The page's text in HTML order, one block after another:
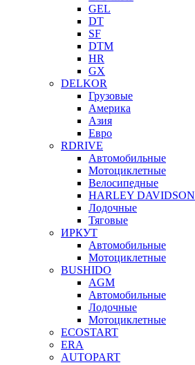
GEL
DT
SF
DTM
HR
GX
DELKOR
Грузовые
Америка
Азия
Евро
RDRIVE
Автомобильные
Мотоциклетные
Велосипедные
HARLEY DAVIDSON
Лодочные
Тяговые
ИРКУТ
Автомобильные
Мотоциклетные
BUSHIDO
AGM
Автомобильные
Лодочные
Мотоциклетные
ECOSTART
ERA
AUTOPART